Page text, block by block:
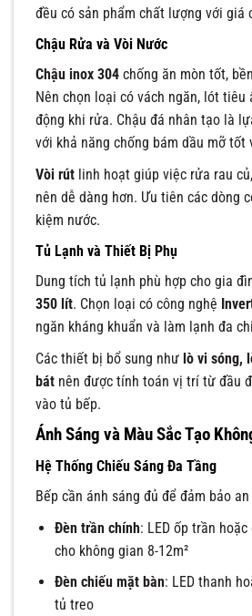
đều có sản phẩm chất lượng với giá
Chậu Rửa và Vòi Nước
Chậu inox 304 chống ăn mòn tốt,
Nên chọn loại có vách ngăn, lót tiêu
động khi rửa. Chậu đá nhân tạo là
với khả năng chống bám dầu mỡ tốt
Vòi rút linh hoạt giúp việc rửa rau
nên dễ dàng hơn. Ưu tiên các dòng
kiệm nước.
Tủ Lạnh và Thiết Bị Phụ
Dung tích tủ lạnh phù hợp cho gia
350 lít. Chọn loại có công nghệ
ngăn kháng khuẩn và làm lạnh đa
Các thiết bị bổ sung như lò vi sóng,
bát nên được tính toán vị trí từ đầu
vào tủ bếp.
Ánh Sáng và Màu Sắc Tạo
Hệ Thống Chiếu Sáng Đa Tầng
Bếp cần ánh sáng đủ để đảm bảo
Đèn trần chính: LED ốp trần
cho không gian 8-12m²
Đèn chiếu mặt bàn: LED thanh
tủ treo